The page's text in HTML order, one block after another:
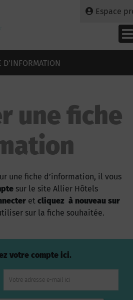
Espace
D’INFORMATION
une fiche
une fiche d’information, il vous
sur le site Allier Hôtels
et cliquez à nouveau sur
sur la fiche souhaitée.
votre compte ici.